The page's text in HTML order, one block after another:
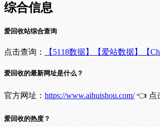
综合信息
爱回收站综合查询
点击查询： 【5118数据】 【爱站数据】 【
爱回收的最新网址是什么？
官方网址： https://www.aihuishou.com/👈 点
爱回收的热度？